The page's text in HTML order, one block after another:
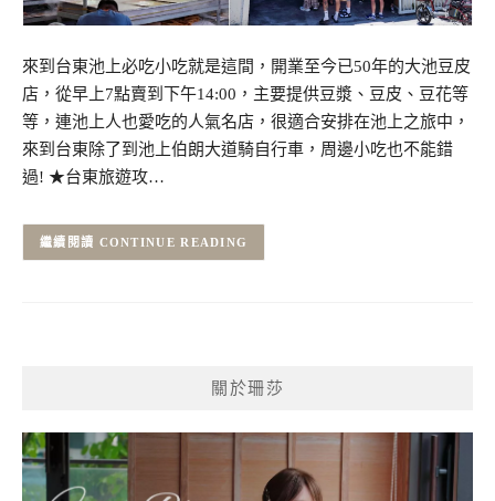
來到台東池上必吃小吃就是這間，開業至今已50年的大池豆皮
店，從早上7點賣到下午14:00，主要提供豆漿、豆皮、豆花等
等，連池上人也愛吃的人氣名店，很適合安排在池上之旅中，
來到台東除了到池上伯朗大道騎自行車，周邊小吃也不能錯
過! ★台東旅遊攻…
CONTINUE READING
關於珊莎